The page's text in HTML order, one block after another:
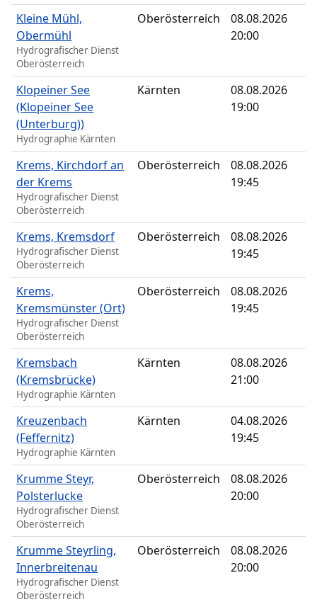
Kleine Mühl,
Obermühl
Hydrografischer Dienst
Oberösterreich
Oberösterreich
08.08.2026
20:00
Klopeiner See
(Klopeiner See
(Unterburg))
Hydrographie Kärnten
Kärnten
08.08.2026
19:00
Krems, Kirchdorf an
der Krems
Hydrografischer Dienst
Oberösterreich
Oberösterreich
08.08.2026
19:45
Krems, Kremsdorf
Hydrografischer Dienst
Oberösterreich
Oberösterreich
08.08.2026
19:45
Krems,
Kremsmünster (Ort)
Hydrografischer Dienst
Oberösterreich
Oberösterreich
08.08.2026
19:45
Kremsbach
(Kremsbrücke)
Hydrographie Kärnten
Kärnten
08.08.2026
21:00
Kreuzenbach
(Feffernitz)
Hydrographie Kärnten
Kärnten
04.08.2026
19:45
Krumme Steyr,
Polsterlucke
Hydrografischer Dienst
Oberösterreich
Oberösterreich
08.08.2026
20:00
Krumme Steyrling,
Innerbreitenau
Hydrografischer Dienst
Oberösterreich
Oberösterreich
08.08.2026
20:00